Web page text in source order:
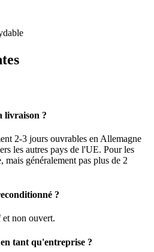
livraison ?
2-3 jours ouvrables en Allemagne
les autres pays de l'UE. Pour les
généralement pas plus de 2
?
non ouvert.
tant qu'entreprise ?